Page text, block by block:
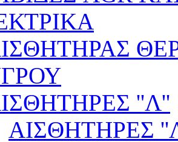
''Λ''
ΑΙΣΘΗΤΗΡEΣ